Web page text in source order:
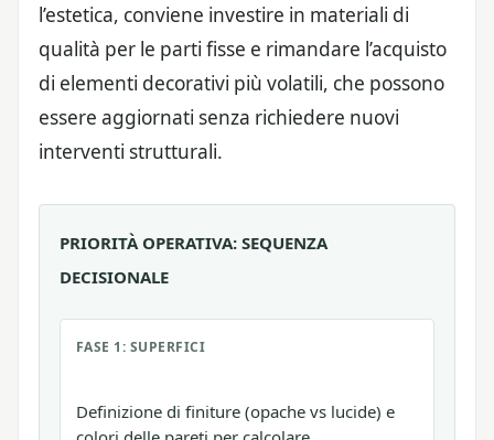
l’estetica, conviene investire in materiali di
qualità per le parti fisse e rimandare l’acquisto
di elementi decorativi più volatili, che possono
essere aggiornati senza richiedere nuovi
interventi strutturali.
PRIORITÀ OPERATIVA: SEQUENZA
DECISIONALE
FASE 1: SUPERFICI
Definizione di finiture (opache vs lucide) e